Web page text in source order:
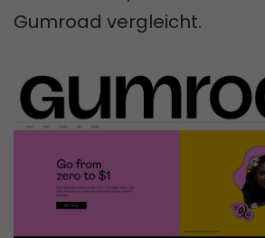
Gumroad vergleicht.